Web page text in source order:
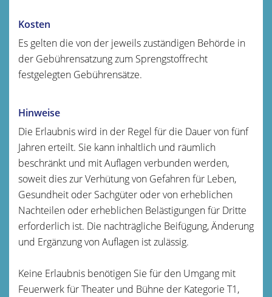
Kosten
Es gelten die von der jeweils zuständigen Behörde in
der Gebührensatzung zum Sprengstoffrecht
festgelegten Gebührensätze.
Hinweise
Die Erlaubnis wird in der Regel für die Dauer von fünf
Jahren erteilt. Sie kann inhaltlich und räumlich
beschränkt und mit Auflagen verbunden werden,
soweit dies zur Verhütung von Gefahren für Leben,
Gesundheit oder Sachgüter oder von erheblichen
Nachteilen oder erheblichen Belästigungen für Dritte
erforderlich ist. Die nachträgliche Beifügung, Änderung
und Ergänzung von Auflagen ist zulässig.
Keine Erlaubnis benötigen Sie für den Umgang mit
Feuerwerk für Theater und Bühne der Kategorie T1,